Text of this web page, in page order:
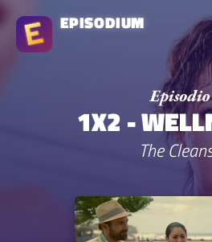
EPISODIUM
1X2 -
The